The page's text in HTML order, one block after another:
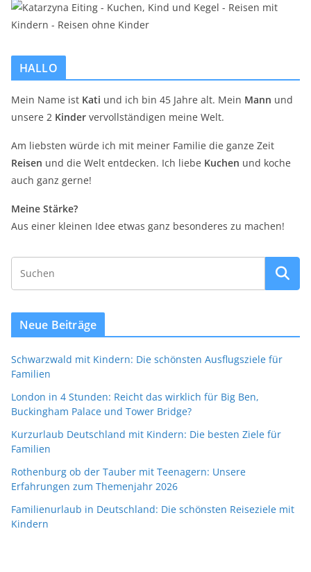
HALLO
Mein Name ist Kati und ich bin 45 Jahre alt. Mein Mann und
unsere 2 Kinder vervollständigen meine Welt.
Am liebsten würde ich mit meiner Familie die ganze Zeit
Reisen und die Welt entdecken. Ich liebe Kuchen und koche
auch ganz gerne!
Meine Stärke?
Aus einer kleinen Idee etwas ganz besonderes zu machen!
Neue Beiträge
Schwarzwald mit Kindern: Die schönsten Ausflugsziele für
Familien
London in 4 Stunden: Reicht das wirklich für Big Ben,
Buckingham Palace und Tower Bridge?
Kurzurlaub Deutschland mit Kindern: Die besten Ziele für
Familien
Rothenburg ob der Tauber mit Teenagern: Unsere
Erfahrungen zum Themenjahr 2026
Familienurlaub in Deutschland: Die schönsten Reiseziele mit
Kindern